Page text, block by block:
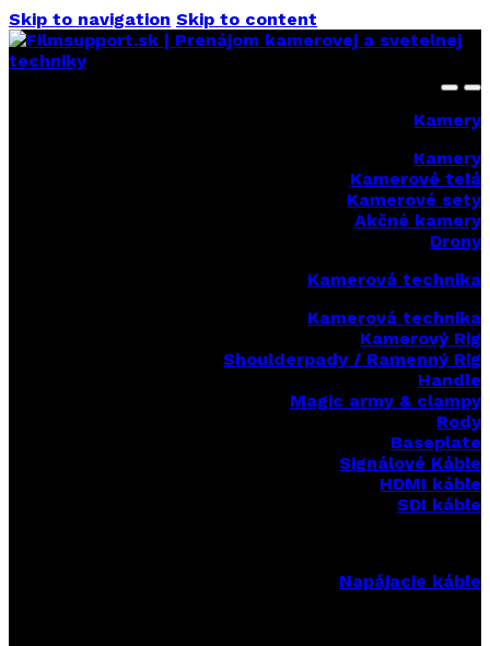
Skip to navigation Skip to content
Kamery
Kamery
Kamerové telá
Kamerové sety
Akčné kamery
Drony
Kamerová technika
Kamerová technika
Kamerový Rig
Shoulderpady / Ramenný Rig
Handle
Magic army & clampy
Rody
Baseplate
Signálové Káble
HDMI káble
SDI káble
Napájacie káble